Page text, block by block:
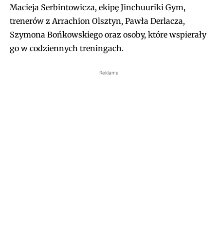
Macieja Serbintowicza, ekipę Jinchuuriki Gym,
trenerów z Arrachion Olsztyn, Pawła Derlacza,
Szymona Bońkowskiego oraz osoby, które wspierały
go w codziennych treningach.
Reklama